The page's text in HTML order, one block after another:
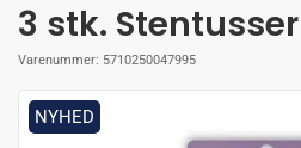
3 stk. Stentusser
Varenummer: 5710250047995
NYHED